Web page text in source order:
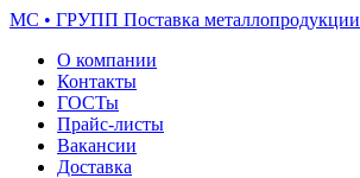
МС • ГРУПП Поставка металлопродукции
О компании
Контакты
ГОСТы
Прайс-листы
Вакансии
Доставка